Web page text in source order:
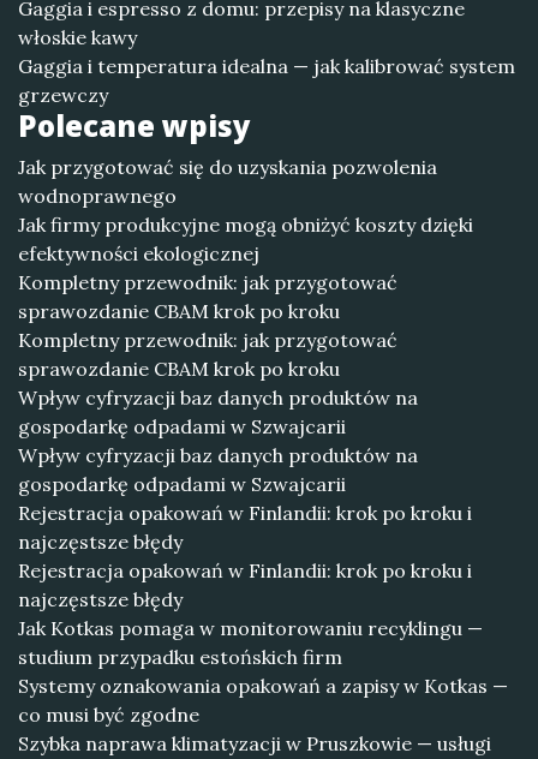
Gaggia i espresso z domu: przepisy na klasyczne
włoskie kawy
Gaggia i temperatura idealna — jak kalibrować system
grzewczy
Polecane wpisy
Jak przygotować się do uzyskania pozwolenia
wodnoprawnego
Jak firmy produkcyjne mogą obniżyć koszty dzięki
efektywności ekologicznej
Kompletny przewodnik: jak przygotować
sprawozdanie CBAM krok po kroku
Kompletny przewodnik: jak przygotować
sprawozdanie CBAM krok po kroku
Wpływ cyfryzacji baz danych produktów na
gospodarkę odpadami w Szwajcarii
Wpływ cyfryzacji baz danych produktów na
gospodarkę odpadami w Szwajcarii
Rejestracja opakowań w Finlandii: krok po kroku i
najczęstsze błędy
Rejestracja opakowań w Finlandii: krok po kroku i
najczęstsze błędy
Jak Kotkas pomaga w monitorowaniu recyklingu —
studium przypadku estońskich firm
Systemy oznakowania opakowań a zapisy w Kotkas —
co musi być zgodne
Szybka naprawa klimatyzacji w Pruszkowie — usługi